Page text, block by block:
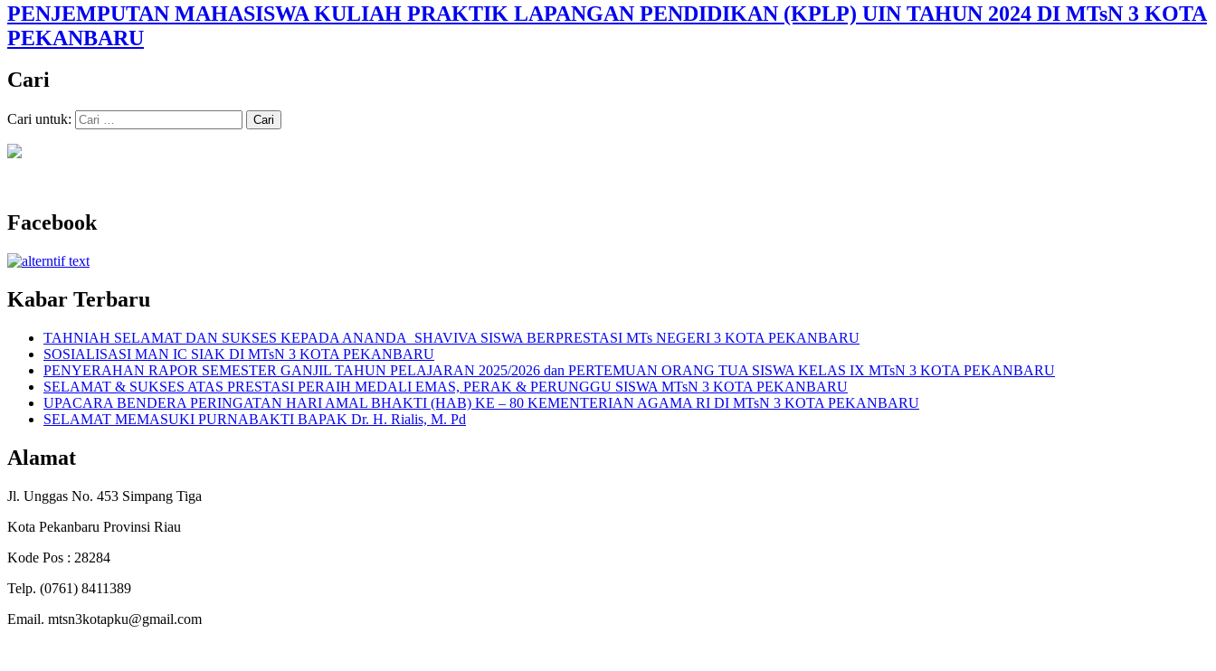
PENJEMPUTAN MAHASISWA KULIAH PRAKTIK LAPANGAN PENDIDIKAN (KPLP) UIN TAHUN 2024 DI MTsN 3 KOTA
PEKANBARU
Cari
Cari untuk:
Facebook
Kabar Terbaru
TAHNIAH SELAMAT DAN SUKSES KEPADA ANANDA SHAVIVA SISWA BERPRESTASI MTs NEGERI 3 KOTA PEKANBARU
SOSIALISASI MAN IC SIAK DI MTsN 3 KOTA PEKANBARU
PENYERAHAN RAPOR SEMESTER GANJIL TAHUN PELAJARAN 2025/2026 dan PERTEMUAN ORANG TUA SISWA KELAS IX MTsN 3 KOTA PEKANBARU
SELAMAT & SUKSES ATAS PRESTASI PERAIH MEDALI EMAS, PERAK & PERUNGGU SISWA MTsN 3 KOTA PEKANBARU
UPACARA BENDERA PERINGATAN HARI AMAL BHAKTI (HAB) KE – 80 KEMENTERIAN AGAMA RI DI MTsN 3 KOTA PEKANBARU
SELAMAT MEMASUKI PURNABAKTI BAPAK Dr. H. Rialis, M. Pd
Alamat
Jl. Unggas No. 453 Simpang Tiga
Kota Pekanbaru Provinsi Riau
Kode Pos : 28284
Telp. (0761) 8411389
Email. mtsn3kotapku@gmail.com